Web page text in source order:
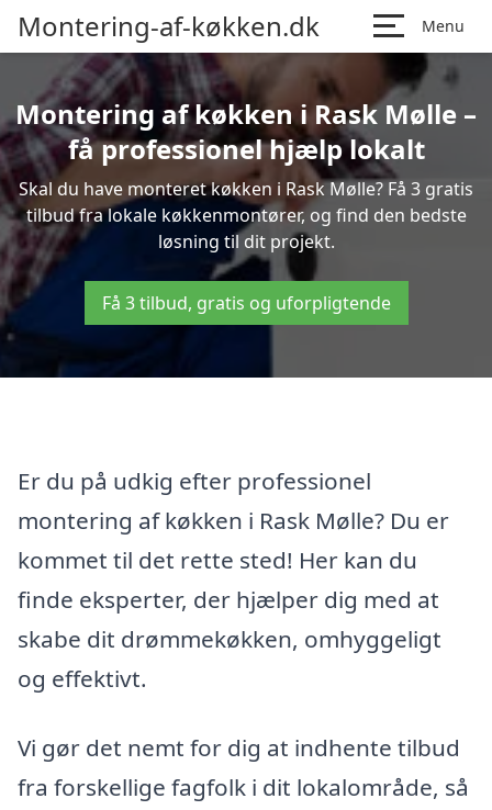
Montering-af-køkken.dk Menu
Montering af køkken i Rask Mølle –
få professionel hjælp lokalt
Skal du have monteret køkken i Rask Mølle? Få 3 gratis
tilbud fra lokale køkkenmontører, og find den bedste
løsning til dit projekt.
Få 3 tilbud, gratis og uforpligtende
Er du på udkig efter professionel
montering af køkken i Rask Mølle? Du er
kommet til det rette sted! Her kan du
finde eksperter, der hjælper dig med at
skabe dit drømmekøkken, omhyggeligt
og effektivt.
Vi gør det nemt for dig at indhente tilbud
fra forskellige fagfolk i dit lokalområde, så